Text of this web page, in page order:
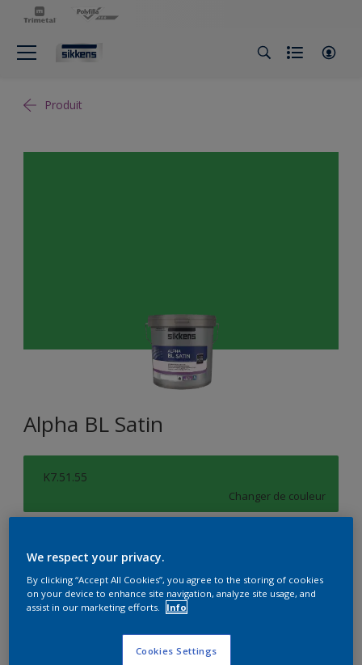
Produit
Alpha BL Satin
K7.51.55
Changer de couleur
1L
Quantité Calculateur de peinture
We respect your privacy.
By clicking “Accept All Cookies”, you agree to the storing of cookies
on your device to enhance site navigation, analyze site usage, and
assist in our marketing efforts.
Info
Cookies Settings